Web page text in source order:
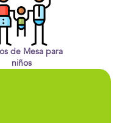
de Mesa para
niños